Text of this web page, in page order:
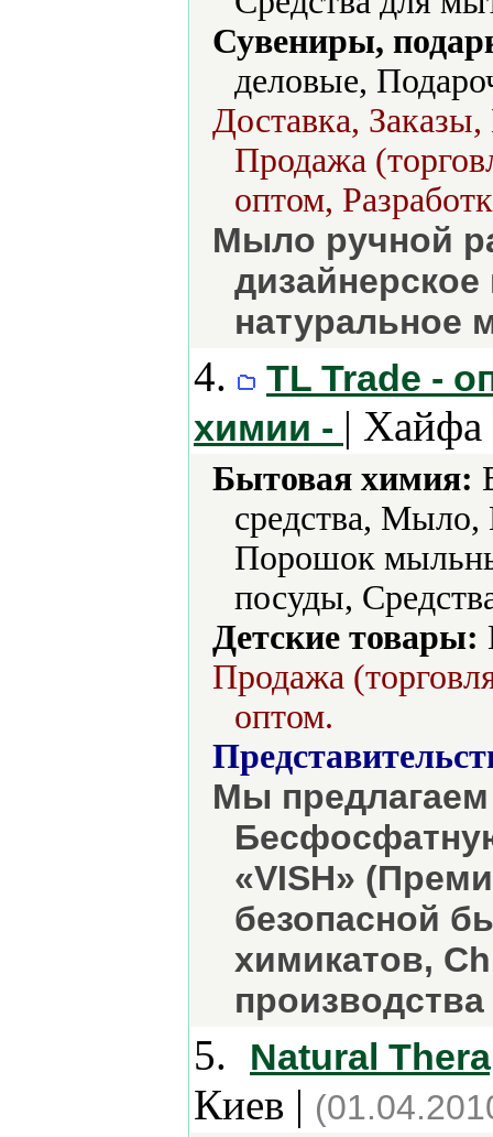
Сувениры,
деловые,
Доставка,
Продажа
оптом,
Мыло ручной
натуральное
4.
TL Trade -
химии - |
Бытовая химия:
средства,
Порошок
посуды,
Детские товары:
Продажа
оптом.
Мы
«VISH»
безопасной
химикатов,
5. Natural
Киев |